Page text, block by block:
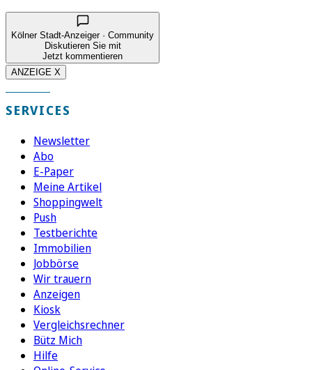
Kölner Stadt-Anzeiger · Community
Diskutieren Sie mit
Jetzt kommentieren
ANZEIGE X
SERVICES
Newsletter
Abo
E-Paper
Meine Artikel
Shoppingwelt
Push
Testberichte
Immobilien
Jobbörse
Wir trauern
Anzeigen
Kiosk
Vergleichsrechner
Bütz Mich
Hilfe